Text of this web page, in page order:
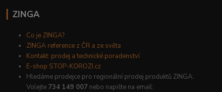
ZINGA
Co je ZINGA?
ZINGA reference z ČR a ze světa
Kontakt: prodej a technické poradenství
E-shop STOP-KOROZI.cz
Hledáme prodejce pro regionální prodej produktů ZINGA.
Volejte 734 149 007 nebo napište na email: